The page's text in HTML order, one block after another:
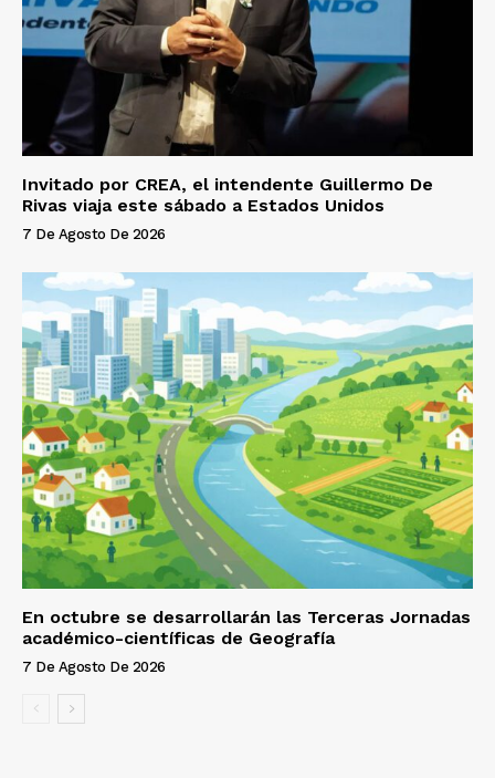
Invitado por CREA, el intendente Guillermo De
Rivas viaja este sábado a Estados Unidos
7 De Agosto De 2026
En octubre se desarrollarán las Terceras Jornadas
académico-científicas de Geografía
7 De Agosto De 2026